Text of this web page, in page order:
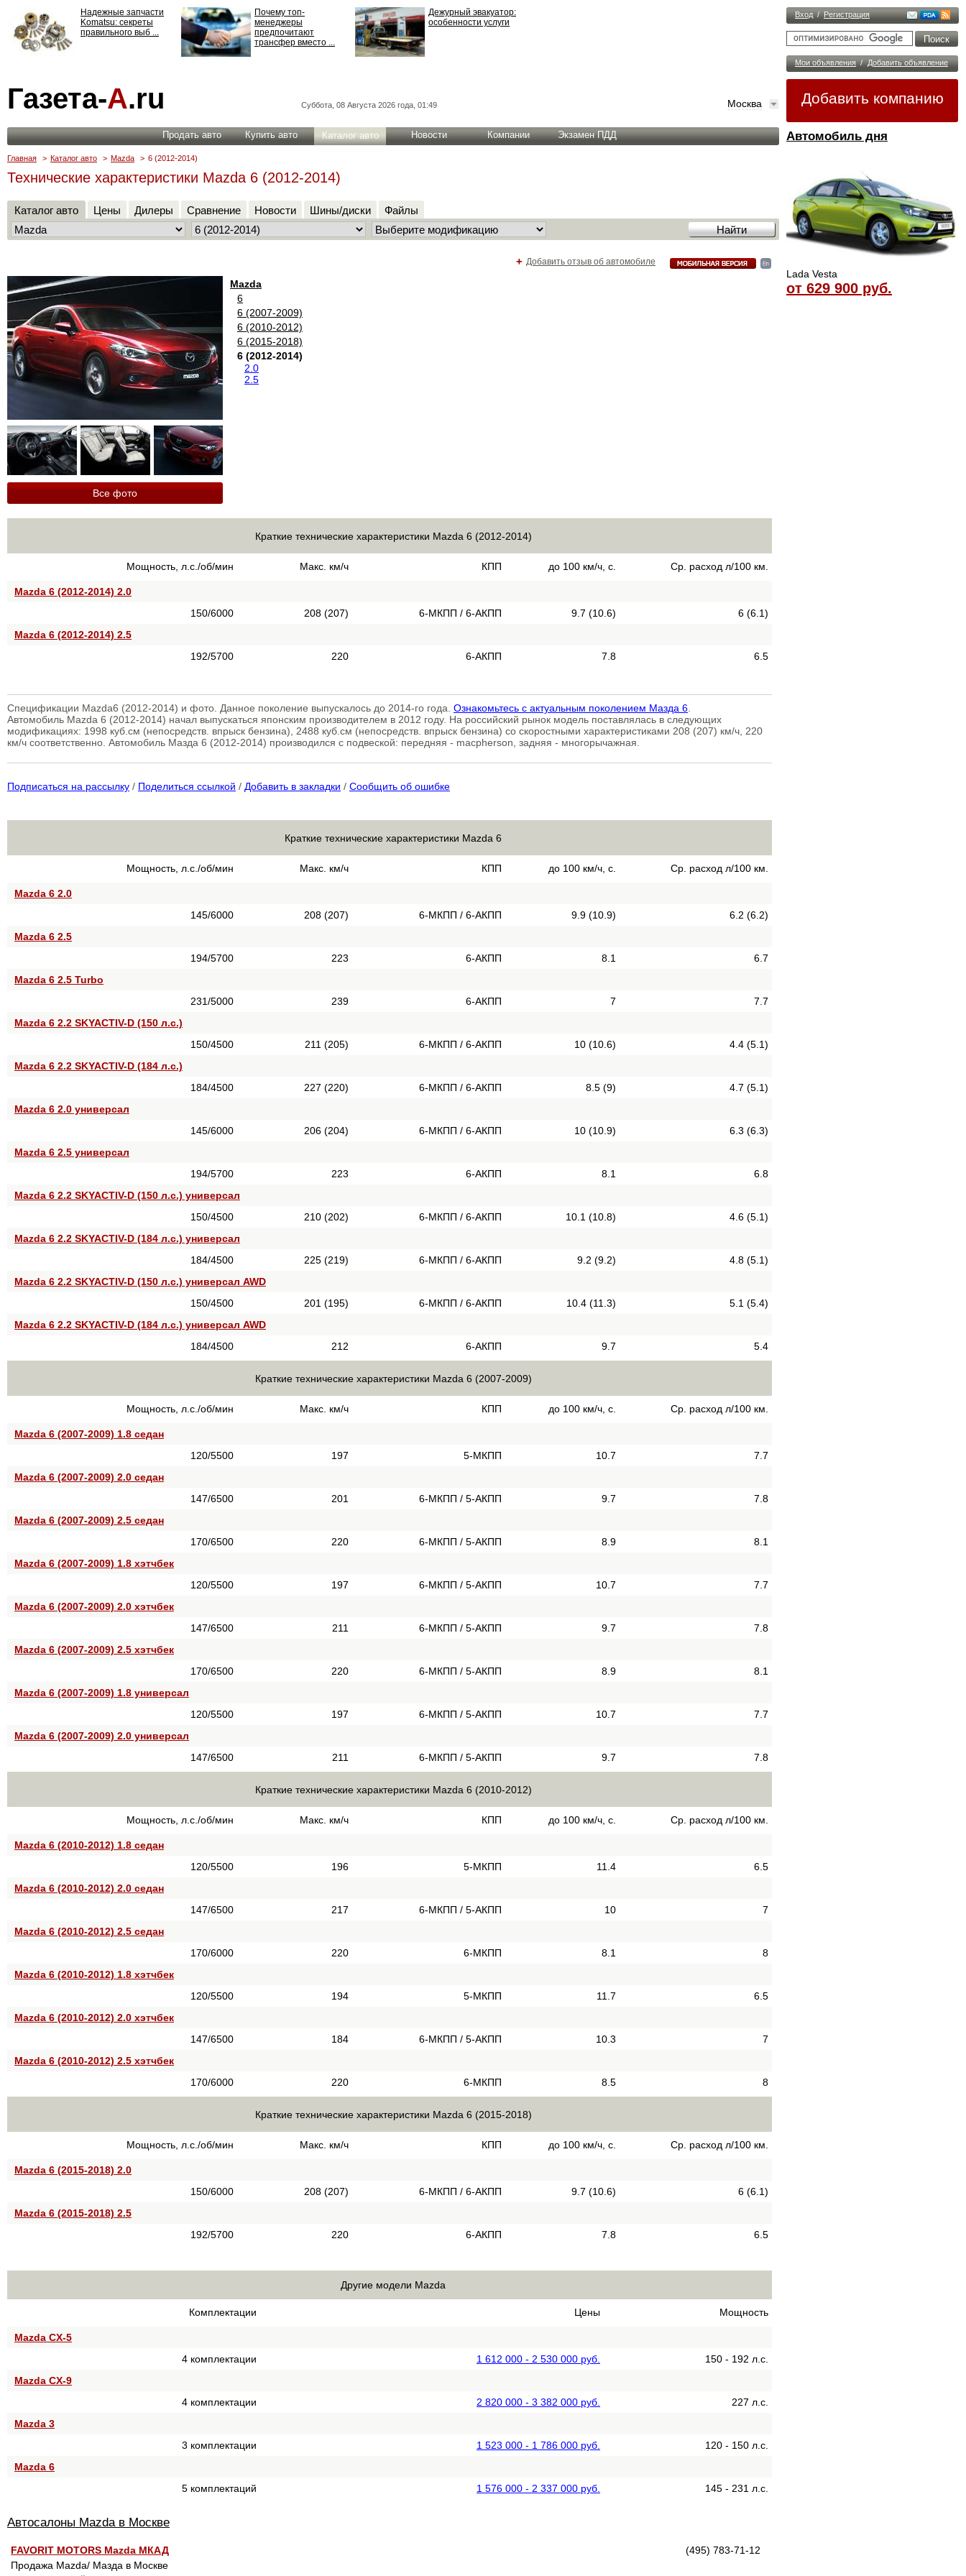
Вход / Регистрация
Мои объявления / Добавить объявление
Добавить компанию
Автомобиль дня
Lada Vesta
от 629 900 руб.
Надежные запчасти
Komatsu: секреты
правильного выб ...
Почему топ-
менеджеры
предпочитают
трансфер вместо ...
Дежурный эвакуатор:
особенности услуги
ответственности: все,
что нужно знать ...
Газета-А.ru Суббота, 08 Августа 2026 года, 01:49 Москва
Продать авто Купить авто Каталог авто Новости Компании Экзамен ПДД
Главная > Каталог авто > Mazda > 6 (2012-2014)
Технические характеристики Mazda 6 (2012-2014)
Каталог авто Цены Дилеры Сравнение Новости Шины/диски Файлы
+ Добавить отзыв об автомобиле
Все фото
Mazda
6
6 (2007-2009)
6 (2010-2012)
6 (2015-2018)
6 (2012-2014)
2.0
2.5
Краткие технические характеристики Mazda 6 (2012-2014)
Мощность, л.с./об/мин Макс. км/ч КПП до 100 км/ч, с. Ср. расход л/100 км.
Mazda 6 (2012-2014) 2.0
150/6000
208 (207) 6-МКПП / 6-АКПП 9.7 (10.6)
6 (6.1)
Mazda 6 (2012-2014) 2.5
192/5700
220 6-АКПП 7.8 6.5
Спецификации Mazda6 (2012-2014) и фото. Данное поколение выпускалось до 2014-го года. Ознакомьтесь с актуальным поколением Мазда 6
Автомобиль Mazda 6 (2012-2014) начал выпускаться японским производителем в 2012 году. На российский рынок модель поставлялась в следующих
модификациях: 1998 куб.см (непосредств. впрыск бензина), 2488 куб.см (непосредств. впрыск бензина) со скоростными характеристиками 208 (207) км/ч, 220
км/ч соответственно. Автомобиль Мазда 6 (2012-2014) производился с подвеской: передняя - macpherson, задняя - многорычажная.
Подписаться на рассылку / Поделиться ссылкой / Добавить в закладки / Сообщить об ошибке
Краткие технические характеристики Mazda 6
Мощность, л.с./об/мин Макс. км/ч КПП до 100 км/ч, с. Ср. расход л/100 км.
Mazda 6 2.0
145/6000
208 (207) 6-МКПП / 6-АКПП 9.9 (10.9)
6.2 (6.2)
Mazda 6 2.5
194/5700
223 6-АКПП 8.1
6.7
Mazda 6 2.5 Turbo
231/5000
239 6-АКПП 7
7.7
Mazda 6 2.2 SKYACTIV-D (150 л.с.)
150/4500
211 (205) 6-МКПП / 6-АКПП 10 (10.6)
4.4 (5.1)
Mazda 6 2.2 SKYACTIV-D (184 л.с.)
184/4500
227 (220) 6-МКПП / 6-АКПП 8.5 (9)
4.7 (5.1)
Mazda 6 2.0 универсал
145/6000
206 (204) 6-МКПП / 6-АКПП 10 (10.9)
6.3 (6.3)
Mazda 6 2.5 универсал
194/5700
223 6-АКПП 8.1
6.8
Mazda 6 2.2 SKYACTIV-D (150 л.с.) универсал
150/4500
210 (202) 6-МКПП / 6-АКПП 10.1 (10.8)
4.6 (5.1)
Mazda 6 2.2 SKYACTIV-D (184 л.с.) универсал
184/4500
225 (219) 6-МКПП / 6-АКПП 9.2 (9.2)
4.8 (5.1)
Mazda 6 2.2 SKYACTIV-D (150 л.с.) универсал AWD
150/4500
201 (195) 6-МКПП / 6-АКПП 10.4 (11.3)
5.1 (5.4)
Mazda 6 2.2 SKYACTIV-D (184 л.с.) универсал AWD
184/4500
212 6-АКПП 9.7 5.4
Краткие технические характеристики Mazda 6 (2007-2009)
Мощность, л.с./об/мин Макс. км/ч КПП до 100 км/ч, с. Ср. расход л/100 км.
Mazda 6 (2007-2009) 1.8 седан
120/5500
197 5-МКПП 10.7
7.7
Mazda 6 (2007-2009) 2.0 седан
147/6500
201 6-МКПП / 5-АКПП 9.7
7.8
Mazda 6 (2007-2009) 2.5 седан
170/6500
220 6-МКПП / 5-АКПП 8.9
8.1
Mazda 6 (2007-2009) 1.8 хэтчбек
120/5500
197 6-МКПП / 5-АКПП 10.7
7.7
Mazda 6 (2007-2009) 2.0 хэтчбек
147/6500
211 6-МКПП / 5-АКПП 9.7
7.8
Mazda 6 (2007-2009) 2.5 хэтчбек
170/6500
220 6-МКПП / 5-АКПП 8.9
8.1
Mazda 6 (2007-2009) 1.8 универсал
120/5500
197 6-МКПП / 5-АКПП 10.7
7.7
Mazda 6 (2007-2009) 2.0 универсал
147/6500
211 6-МКПП / 5-АКПП 9.7 7.8
Краткие технические характеристики Mazda 6 (2010-2012)
Мощность, л.с./об/мин Макс. км/ч КПП до 100 км/ч, с. Ср. расход л/100 км.
Mazda 6 (2010-2012) 1.8 седан
120/5500
196 5-МКПП 11.4
6.5
Mazda 6 (2010-2012) 2.0 седан
147/6500
217 6-МКПП / 5-АКПП 10
7
Mazda 6 (2010-2012) 2.5 седан
170/6000
220 6-МКПП 8.1
8
Mazda 6 (2010-2012) 1.8 хэтчбек
120/5500
194 5-МКПП 11.7
6.5
Mazda 6 (2010-2012) 2.0 хэтчбек
147/6500
184 6-МКПП / 5-АКПП 10.3
7
Mazda 6 (2010-2012) 2.5 хэтчбек
170/6000
220 6-МКПП 8.5 8
Краткие технические характеристики Mazda 6 (2015-2018)
Мощность, л.с./об/мин Макс. км/ч КПП до 100 км/ч, с. Ср. расход л/100 км.
Mazda 6 (2015-2018) 2.0
150/6000
208 (207) 6-МКПП / 6-АКПП 9.7 (10.6)
6 (6.1)
Mazda 6 (2015-2018) 2.5
192/5700
220 6-АКПП 7.8 6.5
Другие модели Mazda
Комплектации Цены Мощность
Mazda CX-5
4 комплектации
1 612 000 - 2 530 000 руб.
150 - 192 л.с.
Mazda CX-9
4 комплектации
2 820 000 - 3 382 000 руб.
227 л.с.
Mazda 3
3 комплектации
1 523 000 - 1 786 000 руб.
120 - 150 л.с.
Mazda 6
5 комплектаций
1 576 000 - 2 337 000 руб. 145 - 231 л.с.
Автосалоны Mazda в Москве
FAVORIT MOTORS Mazda МКАД
(495) 783-71-12
Продажа Mazda/ Мазда в Москве